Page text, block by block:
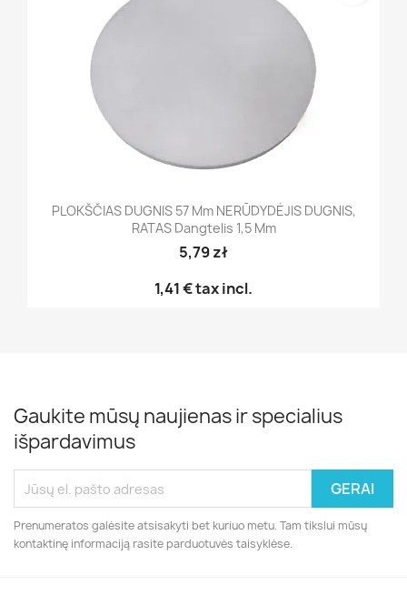
PLOKŠČIAS DUGNIS 57 Mm NERŪDYDĖJIS DUGNIS,
RATAS Dangtelis 1,5 Mm
5,79 zł
1,41 €tax incl.
Gaukite mūsų naujienas ir specialius
išpardavimus
Prenumeratos galėsite atsisakyti bet kuriuo metu. Tam tikslui mūsų
kontaktinę informaciją rasite parduotuvės taisyklėse.